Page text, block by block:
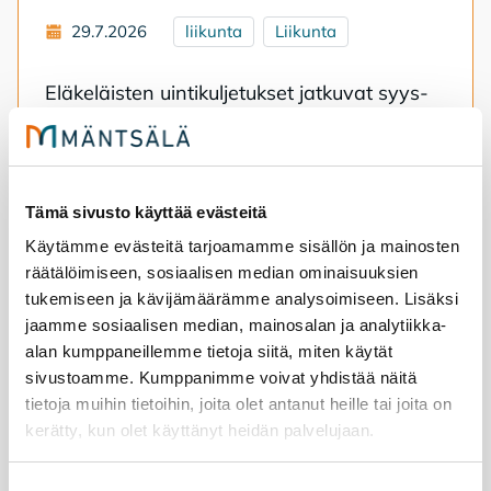
Tämä sivusto käyttää evästeitä
Käytämme evästeitä tarjoamamme sisällön ja mainosten
räätälöimiseen, sosiaalisen median ominaisuuksien
tukemiseen ja kävijämäärämme analysoimiseen. Lisäksi
jaamme sosiaalisen median, mainosalan ja analytiikka-
alan kumppaneillemme tietoja siitä, miten käytät
sivustoamme. Kumppanimme voivat yhdistää näitä
tietoja muihin tietoihin, joita olet antanut heille tai joita on
kerätty, kun olet käyttänyt heidän palvelujaan.
29.7.2026 liikunta Liikunta
Elä­ke­läis­ten uin­ti­kul­je­tuk­set jat­ku­vat syys­
kuus­sa. Ter­ve­tu­loa mu­kaan!